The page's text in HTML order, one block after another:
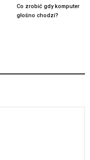
Co zrobić gdy komputer
głośno chodzi?